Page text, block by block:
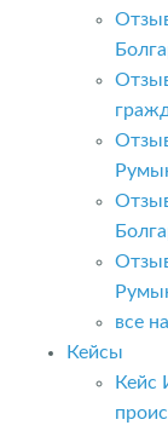
все
Кейсы
Кейс